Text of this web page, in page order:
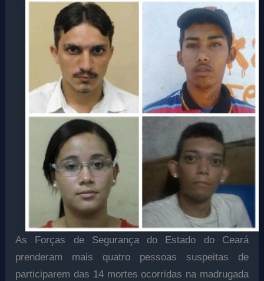
As Forças de Segurança do Estado do Ceará
prenderam mais quatro pessoas suspeitas de
participarem das 14 mortes ocorridas na madrugada